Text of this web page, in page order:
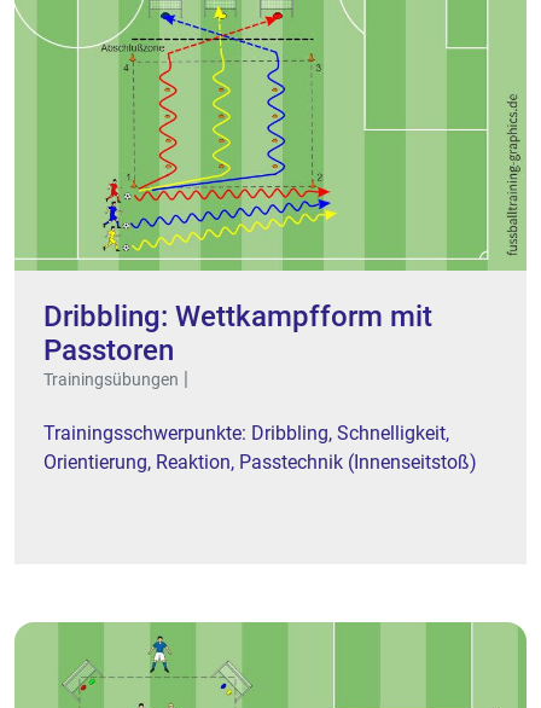
Dribbling: Wettkampfform mit
Passtoren
Trainingsübungen |
Trainingsschwerpunkte: Dribbling, Schnelligkeit,
Orientierung, Reaktion, Passtechnik (Innenseitstoß)